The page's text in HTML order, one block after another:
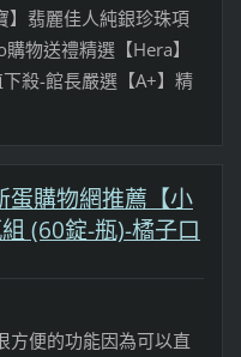
】翡麗佳人純銀珍珠項
物送禮精選【Hera】
殺-館長嚴選【A+】精
蛋購物網推薦【小
(60錠-瓶)-橘子口
方便的功能因為可以直